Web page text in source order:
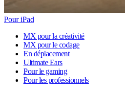
Pour iPad
MX pour la créativité
MX pour le codage
En déplacement
Ultimate Ears
Pour le gaming
Pour les professionnels